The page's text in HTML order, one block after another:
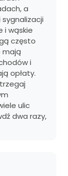
a
i wąskie
często
mają
i
opłaty.
ulic
dwa razy,